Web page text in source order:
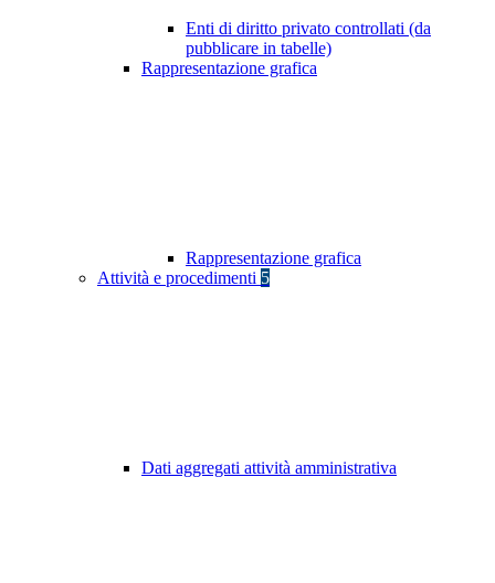
Enti di diritto privato controllati (da
pubblicare in tabelle)
Rappresentazione grafica
Rappresentazione grafica
Attività e procedimenti 5
Dati aggregati attività amministrativa